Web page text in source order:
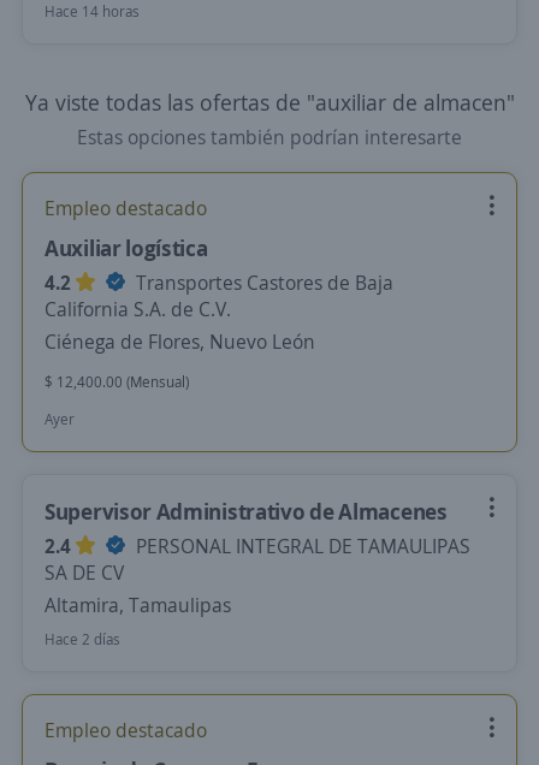
Hace 14 horas
Ya viste todas las ofertas de "auxiliar de almacen"
Estas opciones también podrían interesarte
Empleo destacado
Auxiliar logística
4.2
Transportes Castores de Baja
California S.A. de C.V.
Ciénega de Flores, Nuevo León
$ 12,400.00 (Mensual)
Ayer
Supervisor Administrativo de Almacenes
2.4
PERSONAL INTEGRAL DE TAMAULIPAS
SA DE CV
Altamira, Tamaulipas
Hace 2 días
Empleo destacado